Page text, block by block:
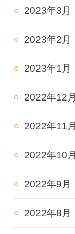
2023年3月
2023年2月
2023年1月
2022年12月
2022年11月
2022年10月
2022年9月
2022年8月